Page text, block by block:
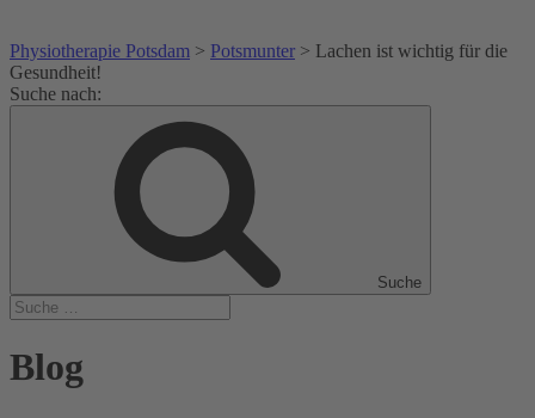
Physiotherapie Potsdam > Potsmunter > Lachen ist wichtig für die
Gesundheit!
Suche nach:
Suche
Blog